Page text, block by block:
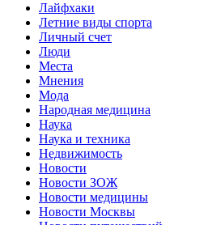
Лайфхаки
Летние виды спорта
Личный счет
Люди
Места
Мнения
Мода
Народная медицина
Наука
Наука и техника
Недвижимость
Новости
Новости ЗОЖ
Новости медицины
Новости Москвы